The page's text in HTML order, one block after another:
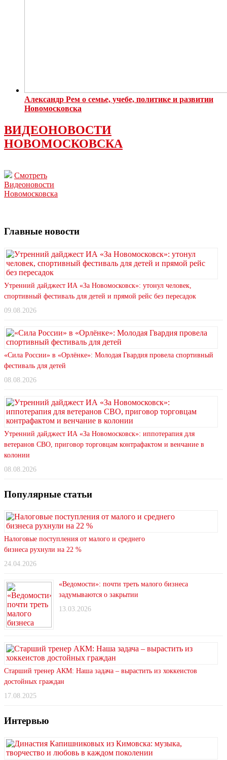
Александр Рем о семье, учебе, политике и развитии
Новомосковска
ВИДЕОНОВОСТИ
НОВОМОСКОВСКА
Смотреть
Видеоновости
Новомосковска
Главные новости
Утренний дайджест ИА «За Новомосковск»: утонул человек,
спортивный фестиваль для детей и прямой рейс без пересадок
09.08.2026
«Сила России» в «Орлёнке»: Молодая Гвардия провела спортивный
фестиваль для детей
08.08.2026
Утренний дайджест ИА «За Новомосковск»: иппотерапия для
ветеранов СВО, приговор торговцам контрафактом и венчание в
колонии
08.08.2026
Популярные статьи
Налоговые поступления от малого и среднего
бизнеса рухнули на 22 %
24.04.2026
«Ведомости»: почти треть малого бизнеса
задумываются о закрытии
13.03.2026
Старший тренер АКМ: Наша задача – вырастить из хоккеистов
достойных граждан
17.08.2025
Интервью